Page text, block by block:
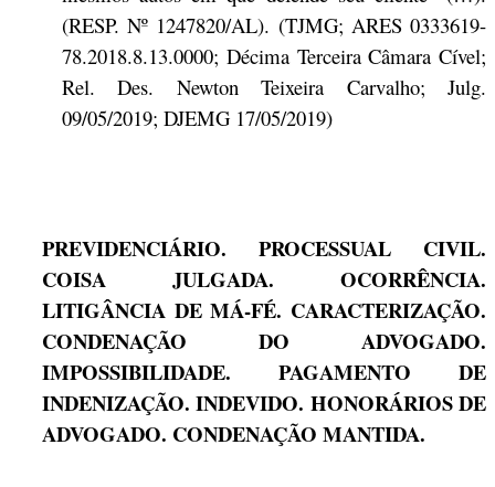
(RESP. Nº 1247820/AL). (TJMG; ARES 0333619-
78.2018.8.13.0000; Décima Terceira Câmara Cível;
Rel. Des. Newton Teixeira Carvalho; Julg.
09/05/2019; DJEMG 17/05/2019)
PREVIDENCIÁRIO. PROCESSUAL CIVIL.
COISA JULGADA. OCORRÊNCIA.
LITIGÂNCIA DE MÁ-FÉ. CARACTERIZAÇÃO.
CONDENAÇÃO DO ADVOGADO.
IMPOSSIBILIDADE. PAGAMENTO DE
INDENIZAÇÃO. INDEVIDO. HONORÁRIOS DE
ADVOGADO. CONDENAÇÃO MANTIDA.